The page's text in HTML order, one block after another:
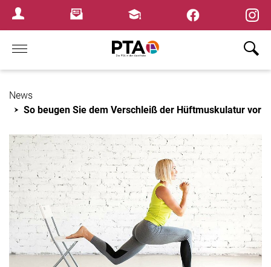
Login MenuNewsletterFortbildungen
Home
News
So beugen Sie dem Verschleiß der Hüftmuskulatur vor
×